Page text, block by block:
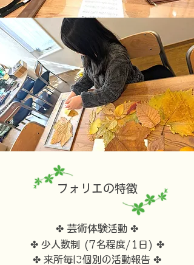
フォリエの特徴
✤ 芸術体験活動 ✤
✤ 少人数制 (7名程度/1日) ✤
✤ 来所毎に個別の活動報告 ✤